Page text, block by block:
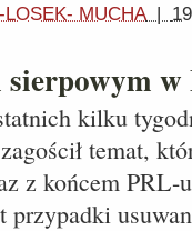
LOSEK- MUCHA|
w
kilku
temat,
z końcem PRL-
przypadki